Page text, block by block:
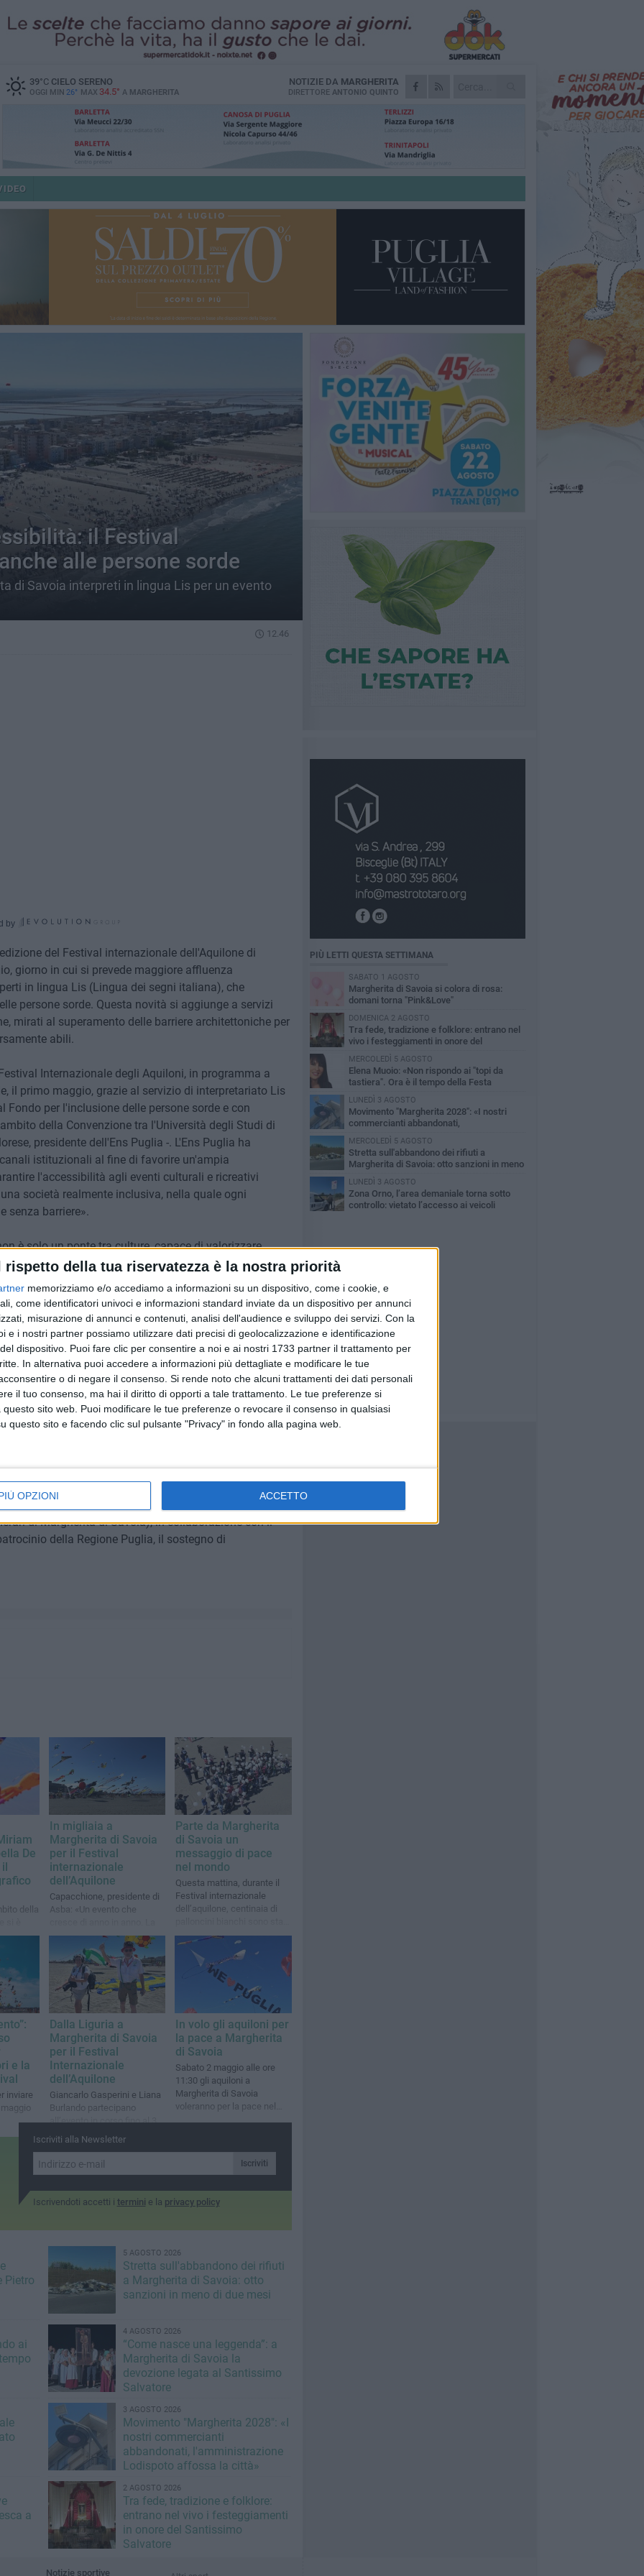
rispetto della tua riservatezza è la nostra priorità
memorizziamo e/o accediamo a informazioni su un dispositivo, come i cookie, e
come identificatori univoci e informazioni standard inviate da un dispositivo per annunci
misurazione di annunci e contenuti, analisi dell'audience e sviluppo dei servizi. Con la
e i nostri partner possiamo utilizzare dati precisi di geolocalizzazione e identificazione
dispositivo. Puoi fare clic per consentire a noi e ai nostri 1733 partner il trattamento per
In alternativa puoi accedere a informazioni più dettagliate e modificare le tue
o di negare il consenso. Si rende noto che alcuni trattamenti dei dati personali
il tuo consenso, ma hai il diritto di opporti a tale trattamento. Le tue preferenze si
sito web. Puoi modificare le tue preferenze o revocare il consenso in qualsiasi
questo sito e facendo clic sul pulsante "Privacy" in fondo alla pagina web.
OPZIONI ACCETTO
39°CCIELO SERENO
OGGI MIN 26° MAX 34.5° A MARGHERITA
NOTIZIE DA MARGHERITA
DIRETTORE ANTONIO QUINTO
il Festival
alle persone sorde
di Savoia interpreti in lingua Lis per un evento
12.46
by
del Festival internazionale dell'Aquilone di
giorno in cui si prevede maggiore affluenza
in lingua Lis (Lingua dei segni italiana), che
persone sorde. Questa novità si aggiunge a servizi
mirati al superamento delle barriere architettoniche per
abili.
Internazionale degli Aquiloni, in programma a
il primo maggio, grazie al servizio di interpretariato Lis
per l'inclusione delle persone sorde e con
della Convenzione tra l'Università degli Studi di
presidente dell'Ens Puglia -. L'Ens Puglia ha
istituzionali al fine di favorire un'ampia
l'accessibilità agli eventi culturali e ricreativi
società realmente inclusiva, nella quale ogni
senza barriere».
è solo un ponte tra culture, capace di valorizzare
Antonio Capacchione, presidente di Asba –. Grazie a
persone sorde, si pone come una manifestazione
favorendo la fruibilità di contenuti e iniziative in
lavorando nell'ottica che tutti possano vivere
a migliorarci in questo senso anche nelle edizioni
avanti fino al 3 maggio e vede quest'anno l'Austria
nel cielo sono cento aquilonisti, di varie
Vengono, oltre che dalla Puglia, anche da Emilia-
Marche, Lazio, Campania. Diciasette delegazioni
da Inghilterra, Francia, Germania, Polonia,
Australia.
aquiloni provenienti da tutto il mondo, è organizzata
di Margherita di Savoia), in collaborazione con il
della Regione Puglia, il sostegno di
De
della
In totale
In migliaia a
Margherita di Savoia
per il Festival
internazionale
dell’Aquilone
Capacchione, presidente di
Asba: «Un evento che
Cina sarà il prossimo Paese
ospite d’onore»
Parte da Margherita
di Savoia un
messaggio di pace
nel mondo
Questa mattina, durante il
Festival internazionale
dell’aquilone, centinaia di
lanciati in cielo dai bambini
e la
inviare
Dalla Liguria a
Margherita di Savoia
per il Festival
Internazionale
dell’Aquilone
Giancarlo Gasperini e Liana
Burlando partecipano
all’evento in corso fino al 3
maggio a Margherita di
In volo gli aquiloni per
la pace a Margherita
di Savoia
Sabato 2 maggio alle ore
11:30 gli aquiloni a
Margherita di Savoia
voleranno per la pace nel
Iscriviti alla Newsletter
Iscriviti
Iscrivendoti accetti i termini e la privacy policy
Pietro
5 AGOSTO 2026
Stretta sull'abbandono dei rifiuti
a Margherita di Savoia: otto
sanzioni in meno di due mesi
ai
4 AGOSTO 2026
“Come nasce una leggenda”: a
Margherita di Savoia la
devozione legata al Santissimo
Salvatore
3 AGOSTO 2026
Movimento "Margherita 2028": «I
nostri commercianti
abbandonati, l'amministrazione
Lodispoto affossa la città»
a
2 AGOSTO 2026
Tra fede, tradizione e folklore:
entrano nel vivo i festeggiamenti
in onore del Santissimo
Salvatore
PIÙ LETTI QUESTA SETTIMANA
SABATO 1 AGOSTO
Margherita di Savoia si colora di rosa:
domani torna "Pink&Love"
DOMENICA 2 AGOSTO
Tra fede, tradizione e folklore: entrano nel
vivo i festeggiamenti in onore del
Santissimo Salvatore
MERCOLEDÌ 5 AGOSTO
Elena Muoio: «Non rispondo ai "topi da
tastiera". Ora è il tempo della Festa
Patronale»
LUNEDÌ 3 AGOSTO
Movimento "Margherita 2028": «I nostri
commercianti abbandonati,
l'amministrazione Lodispoto affossa la città»
MERCOLEDÌ 5 AGOSTO
Stretta sull'abbandono dei rifiuti a
Margherita di Savoia: otto sanzioni in meno
di due mesi
LUNEDÌ 3 AGOSTO
Zona Orno, l’area demaniale torna sotto
controllo: vietato l’accesso ai veicoli
Notizie sportive